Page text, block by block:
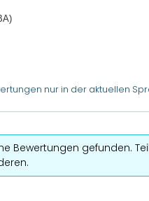
nur in der aktuellen
Bewertungen gefunden.